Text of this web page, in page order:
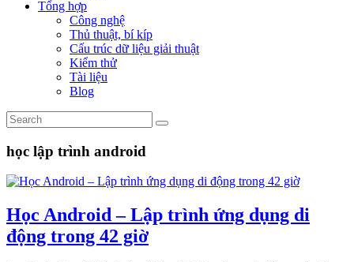
Tổng hợp
Công nghệ
Thủ thuật, bí kíp
Cấu trúc dữ liệu giải thuật
Kiểm thử
Tài liệu
Blog
học lập trình android
Học Android – Lập trình ứng dụng di
động trong 42 giờ